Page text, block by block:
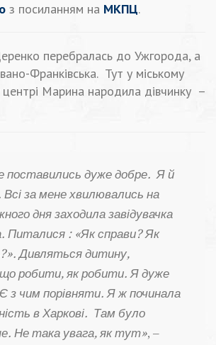
з посиланням на МКПЦ.
перебралась до Ужгорода, а
Франківська. Тут у міському
Марина народила дівчинку –
поставились дуже добре. Я й
Всі за мене хвилювались на
дня заходила завідувачка
Питалися : «Як справи? Як
Дивляться дитину,
робити, як робити. Я дуже
з чим порівняти. Я ж починала
в Харкові. Там було
Не така увага, як тут», –